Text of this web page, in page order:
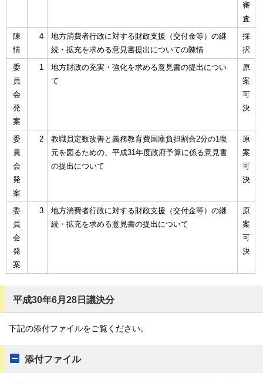
審
査
陳
情
4
地方消費者行政に対する財政支援（交付金等）の継
続・拡充を求める意見書提出についての陳情
採
択
委
員
会
発
案
1
地方財政の充実・強化を求める意見書の提出につい
て
原
案
可
決
委
員
会
発
案
2
教職員定数改善と義務教育費国庫負担割合2分の1復
元を図るための、平成31年度政府予算に係る意見書
の提出について
原
案
可
決
委
員
会
発
案
3
地方消費者行政に対する財政支援（交付金等）の継
続・拡充を求める意見書の提出について
原
案
可
決
平成30年6月28日議決分
下記の添付ファイルをご覧ください。
添付ファイル